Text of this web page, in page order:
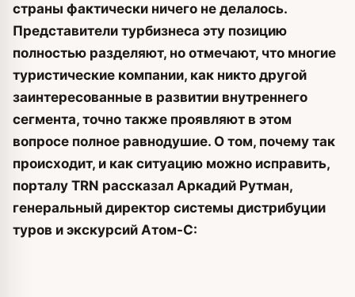
страны фактически ничего не делалось.
Представители турбизнеса эту позицию
полностью разделяют, но отмечают, что многие
туристические компании, как никто другой
заинтересованные в развитии внутреннего
сегмента, точно также проявляют в этом
вопросе полное равнодушие. О том, почему так
происходит, и как ситуацию можно исправить,
порталу TRN рассказал Аркадий Рутман,
генеральный директор системы дистрибуции
туров и экскурсий Атом-С: